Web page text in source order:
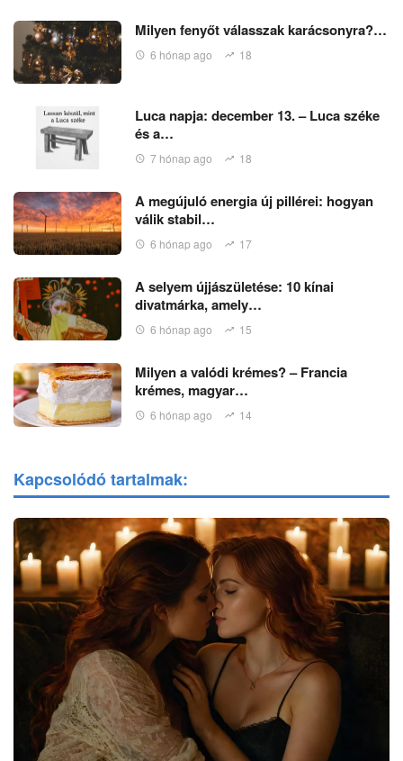
Milyen fenyőt válasszak karácsonyra?…
6 hónap ago 18
Luca napja: december 13. – Luca széke
és a…
7 hónap ago 18
A megújuló energia új pillérei: hogyan
válik stabil…
6 hónap ago 17
A selyem újjászületése: 10 kínai
divatmárka, amely…
6 hónap ago 15
Milyen a valódi krémes? – Francia
krémes, magyar…
6 hónap ago 14
Kapcsolódó tartalmak: